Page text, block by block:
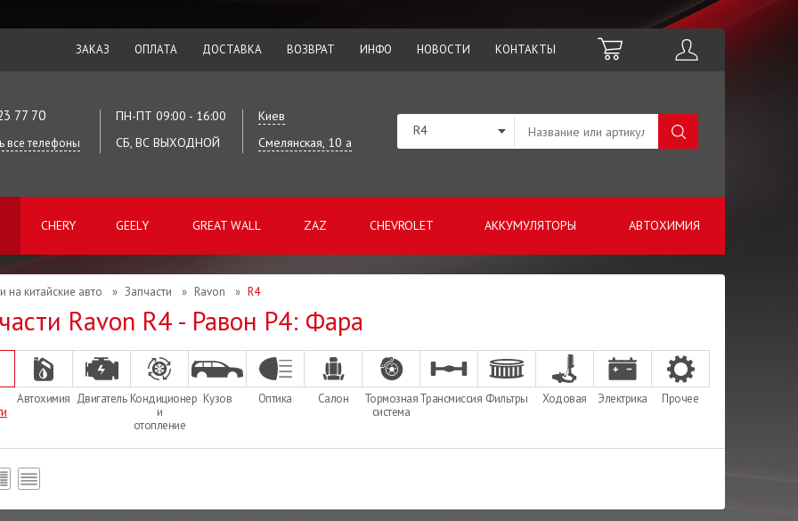
ЗАКАЗ ОПЛАТА ДОСТАВКА ВОЗВРАТ ИНФО НОВОСТИ КОНТАКТЫ
77 70
все телефоны
ПН-ПТ 09:00 - 16:00
СБ, ВС ВЫХОДНОЙ
Киев
Смелянская, 10 а
CHERY GEELY GREAT WALL ZAZ CHEVROLET АККУМУЛЯТОРЫ АВТОХИМИЯ
R4
на китайские авто » Запчасти » Ravon » R4
Ravon R4 - Равон Р4: Фара
Автохимия Двигатель Кондиционер
и
отопление
Кузов Оптика Салон
Тормозная
система
Трансмиссия Фильтры Ходовая Электрика Прочее